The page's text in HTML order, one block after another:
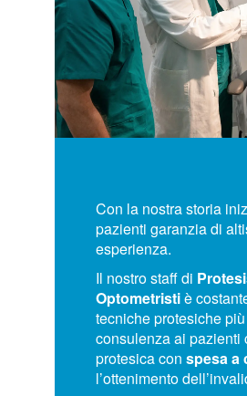
Con la nostra storia
pazienti garanzia di
esperienza.
Il nostro staff di
Optometristiè
tecniche protesiche
consulenza ai pazienti
protesica con spesa a
l’ottenimento